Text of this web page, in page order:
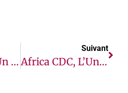
Merck Signe Un Protocole D’Accord Avec La Fédération Africaine Des Sociétés De Fertilité
Suivant
Africa CDC, L’Union Africaine, La Fondation Rockefeller, Clouds Media Et La Campagne « One By One : Target COVID-19 » Se Rejoignent À Des Influenceurs De La RDC, De La Zambie Et De L’Ouganda Pour Le Lancement De Africa Covid Champions En RDC, En Zambie Et En Ouganda